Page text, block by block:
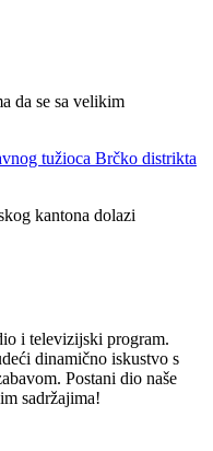
da se sa velikim
tužioca Brčko distrikta
kantona dolazi
i televizijski program.
dinamično iskustvo s
Postani dio naše
sadržajima!